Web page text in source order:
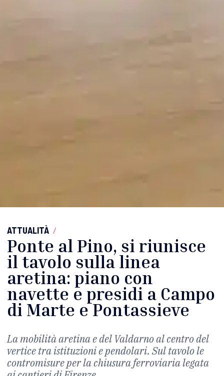
ATTUALITÀ /
Ponte al Pino, si riunisce
il tavolo sulla linea
aretina: piano con
navette e presidi a Campo
di Marte e Pontassieve
La mobilità aretina e del Valdarno al centro del
vertice tra istituzioni e pendolari. Sul tavolo le
contromisure per la chiusura ferroviaria legata